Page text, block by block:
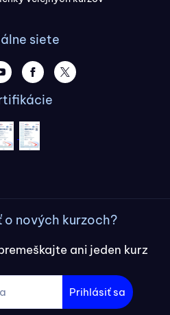
siete
nových kurzoch?
ani jeden kurz
Prihlásiť sa